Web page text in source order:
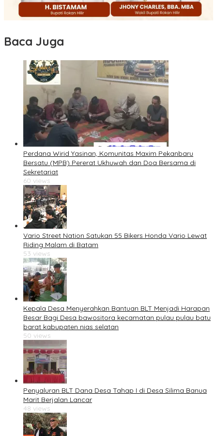
Baca Juga
Perdana Wirid Yasinan, Komunitas Maxim Pekanbaru
Bersatu (MPB) Pererat Ukhuwah dan Doa Bersama di
Sekretariat
60 views
Vario Street Nation Satukan 55 Bikers Honda Vario Lewat
Riding Malam di Batam
53 views
Kepala Desa Menyerahkan Bantuan BLT Menjadi Harapan
Besar Bagi Desa bawositora kecamatan pulau pulau batu
barat kabupaten nias selatan
50 views
Penyaluran BLT Dana Desa Tahap I di Desa Silima Banua
Marit Berjalan Lancar
48 views